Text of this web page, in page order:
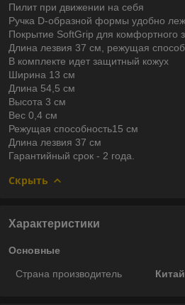
Пилит при движении на себя
Ручка D-образной формы удобно
Покрытие SоftGrip для комфортного
Длина лезвия 37 см, режущая
В комплекте идет защитный кожух
Ширина 13 см
Длина 54,5 см
Высота 3 см
Вес 0,4 см
Режущая способность15 см
Длина лезвия 37 см
Гарантийный срок - 2 года.
Скрыть
Характеристики
Основные
Страна производитель Китай